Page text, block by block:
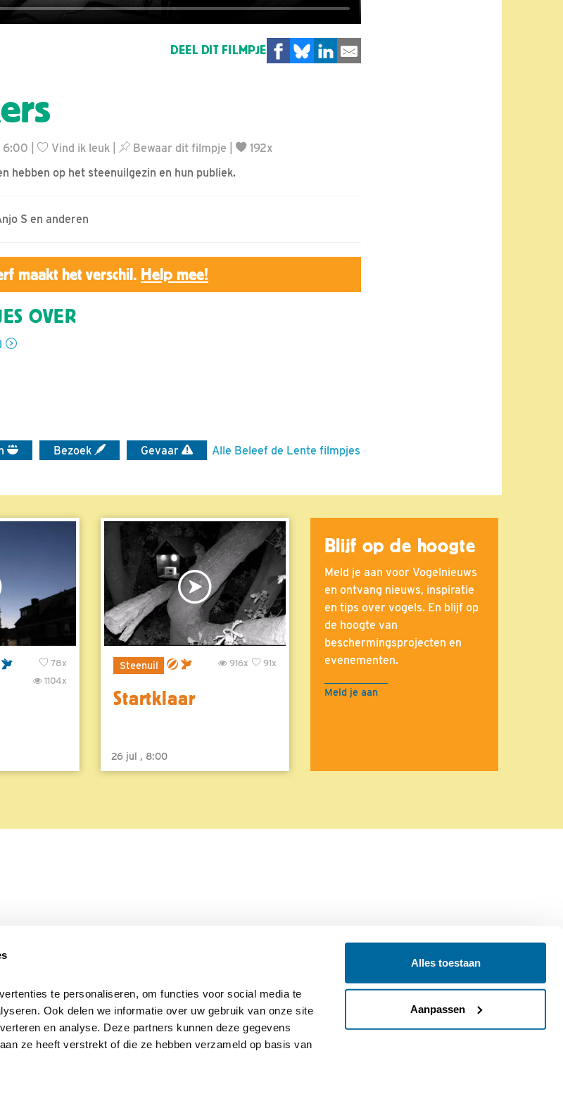
te personaliseren, om functies voor social media te
Ook delen we informatie over uw gebruik van onze site
en analyse. Deze partners kunnen deze gegevens
ze heeft verstrekt of die ze hebben verzameld op basis van
Alles toestaan
Aanpassen
DEEL DIT FILMPJE
| Vind ik leuk Bewaar dit filmpje
192x
hebben op het steenuilgezin en hun publiek.
S en anderen
maakt het verschil. Help mee!
OVER
Bezoek Gevaar Alle Beleef de Lente filmpjes
78x
1104x
Steenuil 91x
916x
Startklaar
26 jul , 8:00
Blijf op de hoogte
Meld je aan voor Vogelnieuws
en ontvang nieuws, inspiratie
en tips over vogels. En blijf op
de hoogte van
beschermingsprojecten en
evenementen.
Meld je aan
Colofon